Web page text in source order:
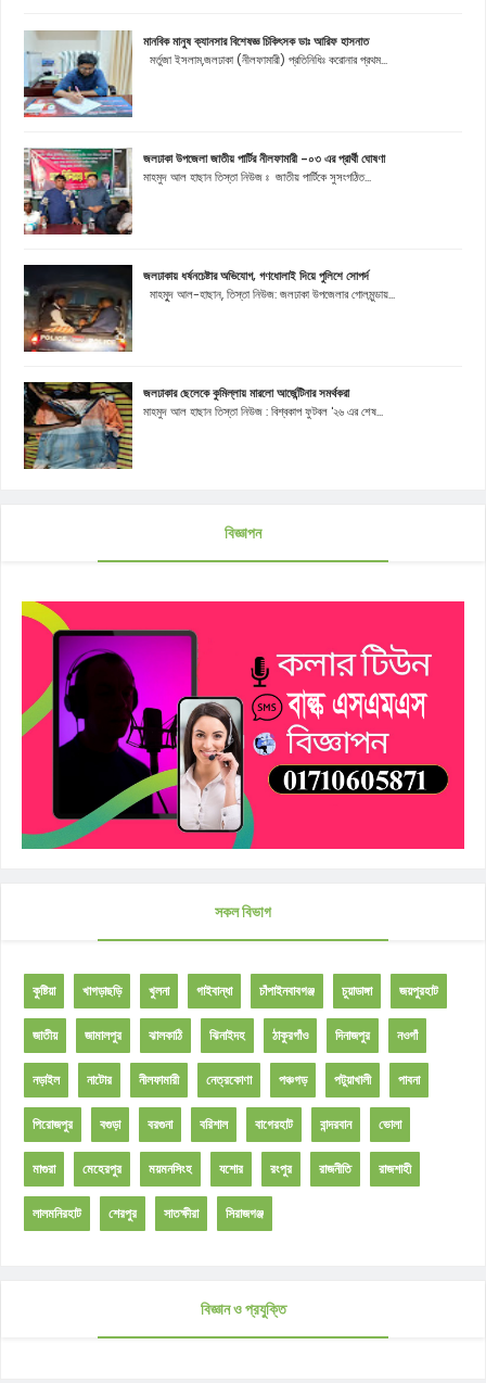
মানবিক মানুষ ক্যানসার বিশেষজ্ঞ চিকিৎসক ডাঃ আরিফ হাসনাত
মর্তুজা ইসলাম,জলঢাকা (নীলফামারী) প্রতিনিধিঃ করোনার প্রথম...
জলঢাকা উপজেলা জাতীয় পার্টির নীলফামারী -০৩ এর প্রার্থী ঘোষণা
মাহমুদ আল হাছান তিস্তা নিউজ ঃ জাতীয় পার্টিকে সুসংগঠিত...
জলঢাকায় ধর্ষনচেষ্টার অভিযোগ, গণধোলাই দিয়ে পুলিশে সোপর্দ
মাহমুূদ আল-হাছান, তিস্তা নিউজ: জলঢাকা উপজেলার গোলমুন্ডায়...
জলঢাকার ছেলেকে কুমিল্লায় মারলো আর্জেন্টিনার সমর্থকরা
মাহমুদ আল হাছান তিস্তা নিউজ : বিশ্বকাপ ফুটবল '২৬ এর শেষ...
বিজ্ঞাপন
সকল বিভাগ
কুষ্টিয়া খাগড়াছড়ি খুলনা গাইবান্ধা চাঁপাইনবাবগঞ্জ চুয়াডাঙ্গা জয়পুরহাট
জাতীয় জামালপুর ঝালকাঠি ঝিনাইদহ ঠাকুরগাঁও দিনাজপুর নওগাঁ
নড়াইল নাটোর নীলফামারী নেত্রকোণা পঞ্চগড় পটুয়াখালী পাবনা
পিরোজপুর বগুড়া বরগুনা বরিশাল বাগেরহাট বান্দরবান ভোলা
মাগুরা মেহেরপুর ময়মনসিংহ যশোর রংপুর রাজনীতি রাজশাহী
লালমনিরহাট শেরপুর সাতক্ষীরা সিরাজগঞ্জ
বিজ্ঞান ও প্রযুক্তি